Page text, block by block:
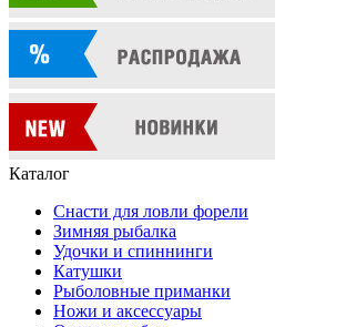
Каталог
Снасти для ловли форели
Зимняя рыбалка
Удочки и спиннинги
Катушки
Рыболовные приманки
Ножи и аксессуары